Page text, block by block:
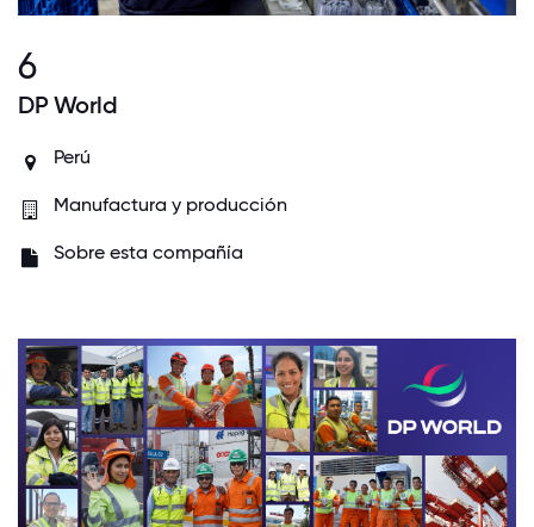
6
DP World
Perú
Manufactura y producción
Sobre esta compañía